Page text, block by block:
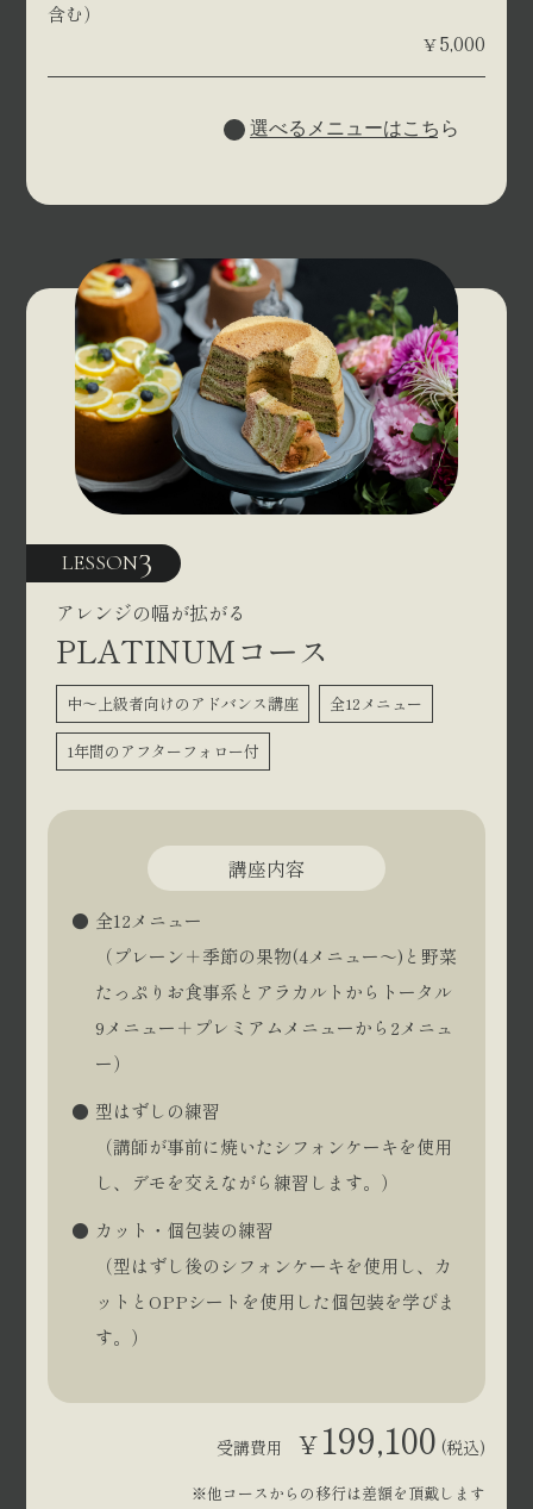
含む）
¥5,000
選べるメニューはこちら
LESSON3
アレンジの幅が拡がる
PLATINUMコース
中〜上級者向けのアドバンス講座 全12メニュー
1年間のアフターフォロー付
講座内容
全12メニュー
（プレーン＋季節の果物(4メニュー～)と野菜
たっぷりお食事系とアラカルトからトータル
9メニュー＋プレミアムメニューから2メニュ
ー）
型はずしの練習
（講師が事前に焼いたシフォンケーキを使用
し、デモを交えながら練習します。）
カット・個包装の練習
（型はずし後のシフォンケーキを使用し、カ
ットとOPPシートを使用した個包装を学びま
す。）
受講費用 ¥ 199,100 (税込)
※他コースからの移行は差額を頂戴します